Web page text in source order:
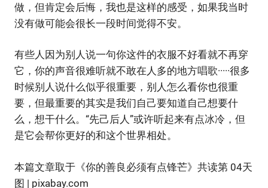
做，但肯定会后悔，我也是这样的感受，如果我当时
没有做可能会很长一段时间觉得不安。
有些人因为别人说一句你这件的衣服不好看就不再穿
它，你的声音很难听就不敢在人多的地方唱歌·····很多
时候别人说什么似乎很重要，别人怎么看你也很重
要，但最重要的其实是我们自己要知道自己想要什
么，想干什么。“先己后人”或许听起来有点冰冷，但
是它会帮你更好的和这个世界相处。
本篇文章取于《你的善良必须有点锋芒》共读第 04天
图 | pixabay.com